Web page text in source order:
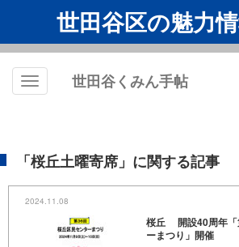
世田谷区の魅力
Toggle
世田谷くみん手帖
「桜丘土曜寄席」に関する記事
2024.11.08
桜丘 開設40周年「
ーまつり」開催